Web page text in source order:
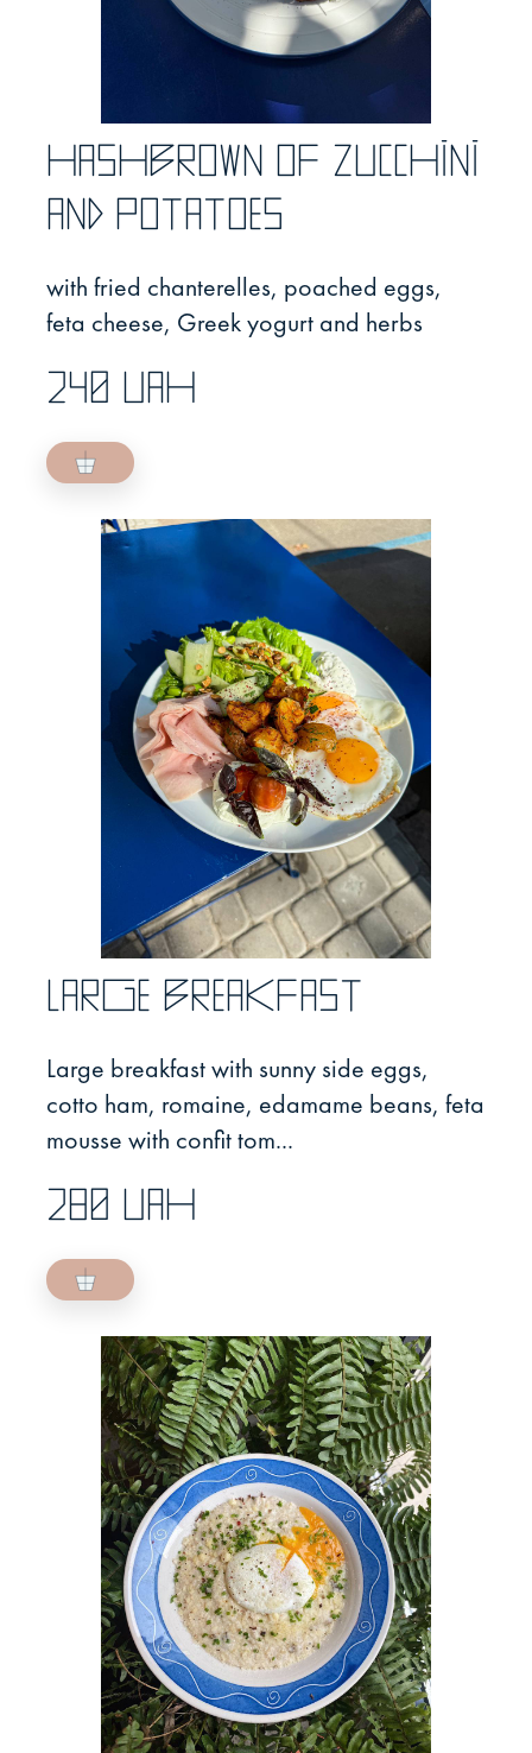
Hashbrown of zucchini
and potatoes
with fried chanterelles, poached eggs,
feta cheese, Greek yogurt and herbs
240 UAH
Large breakfast
Large breakfast with sunny side eggs,
cotto ham, romaine, edamame beans, feta
mousse with confit tom...
280 UAH